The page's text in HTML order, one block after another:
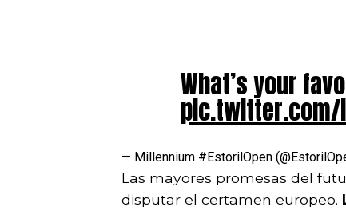
What’s your
pic.twitter.com/
— Millennium #EstorilOpen
Las mayores promesas del
disputar el certamen europeo.